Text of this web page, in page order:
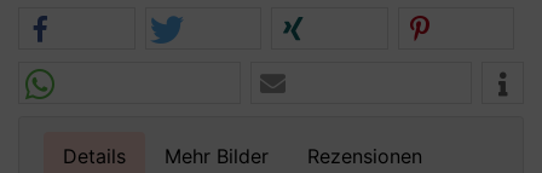
Details Mehr Bilder
Rezensionen